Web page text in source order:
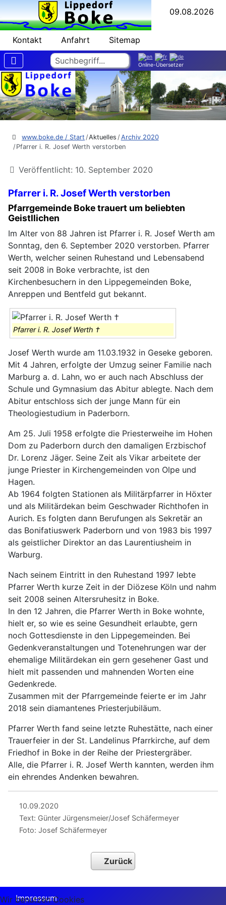
Suchen
Online-Übersetzer
Kontakt Anfahrt Sitemap
09.08.2026
www.boke.de / Start Aktuelles
Archiv 2020
Pfarrer i. R. Josef Werth verstorben
Pfarrer i. R. Josef Werth verstorben
Veröffentlicht: 10. September 2020
Pfarrgemeinde Boke trauert um beliebten
Geistllichen
Im Alter von 88 Jahren ist Pfarrer i. R. Josef Werth am
Sonntag, den 6. September 2020 verstorben. Pfarrer
Werth, welcher seinen Ruhestand und Lebensabend
seit 2008 in Boke verbrachte, ist den
Kirchenbesuchern in den Lippegemeinden Boke,
Anreppen und Bentfeld gut bekannt.
Pfarrer i. R. Josef Werth †
Josef Werth wurde am 11.03.1932 in Geseke geboren.
Mit 4 Jahren, erfolgte der Umzug seiner Familie nach
Marburg a. d. Lahn, wo er auch nach Abschluss der
Schule und Gymnasium das Abitur ablegte. Nach dem
Abitur entschloss sich der junge Mann für ein
Theologiestudium in Paderborn.
Am 25. Juli 1958 erfolgte die Priesterweihe im Hohen
Dom zu Paderborn durch den damaligen Erzbischof
Dr. Lorenz Jäger. Seine Zeit als Vikar arbeitete der
junge Priester in Kirchengemeinden von Olpe und
Hagen.
Ab 1964 folgten Stationen als Militärpfarrer in Höxter
und als Militärdekan beim Geschwader Richthofen in
Aurich. Es folgten dann Berufungen als Sekretär an
das Bonifatiuswerk Paderborn und von 1983 bis 1997
als geistlicher Direktor an das Laurentiusheim in
Warburg.
Nach seinem Eintritt in den Ruhestand 1997 lebte
Pfarrer Werth kurze Zeit in der Diözese Köln und nahm
seit 2008 seinen Altersruhesitz in Boke.
In den 12 Jahren, die Pfarrer Werth in Boke wohnte,
hielt er, so wie es seine Gesundheit erlaubte, gern
noch Gottesdienste in den Lippegemeinden. Bei
Gedenkveranstaltungen und Totenehrungen war der
ehemalige Militärdekan ein gern gesehener Gast und
hielt mit passenden und mahnenden Worten eine
Gedenkrede.
Zusammen mit der Pfarrgemeinde feierte er im Jahr
2018 sein diamantenes Priesterjubiläum.
Pfarrer Werth fand seine letzte Ruhestätte, nach einer
Trauerfeier in der St. Landelinus Pfarrkirche, auf dem
Friedhof in Boke in der Reihe der Priestergräber.
Alle, die Pfarrer i. R. Josef Werth kannten, werden ihm
ein ehrendes Andenken bewahren.
10.09.2020
Text: Günter Jürgensmeier/Josef Schäfermeyer
Foto: Josef Schäfermeyer
Zurück
Impressum
Wir benutzen Cookies